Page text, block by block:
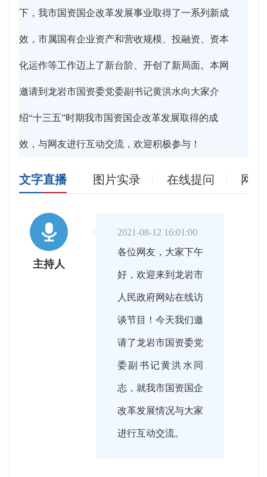
下，我市国资国企改革发展事业取得了一系列新成
效，市属国有企业资产和营收规模、投融资、资本
化运作等工作迈上了新台阶、开创了新局面。本网
邀请到龙岩市国资委党委副书记黄洪水向大家介
绍“十三五”时期我市国资国企改革发展取得的成
效，与网友进行互动交流，欢迎积极参与！
文字直播 图片实录 在线提问 网

主持人
2021-08-12 16:01:00
各位网友，大家下午
好，欢迎来到龙岩市
人民政府网站在线访
谈节目！今天我们邀
请了龙岩市国资委党
委副书记黄洪水同
志，就我市国资国企
改革发展情况与大家
进行互动交流。